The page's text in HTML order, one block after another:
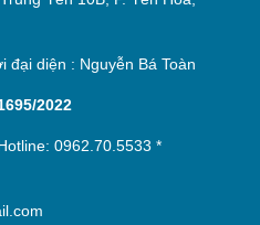
đại diện : Nguyễn Bá Toàn
2022
0962.70.5533 *